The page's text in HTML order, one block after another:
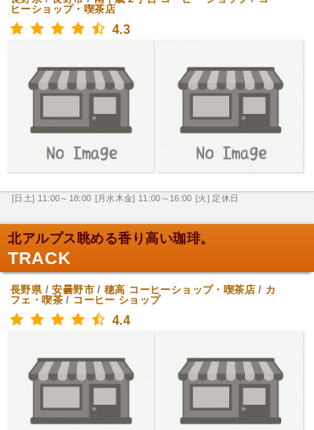
ヒーショップ・喫茶店
4.3
[日土] 11:00～18:00 [月水木金] 11:00～16:00 [火] 定休日
北アルプス眺める香り高い珈琲。
TRACK
長野県/安曇野市/穂高 コーヒーショップ・喫茶店/ カ
フェ・喫茶/ コーヒー ショップ
4.4